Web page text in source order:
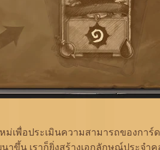
ม่เพื่อประเมินความสามารถของการ์
าขึ้น เราก็ยิ่งสร้างเอกลักษณ์ประจำ